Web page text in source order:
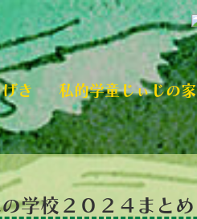
き 私的学童じぃじの家
学校２０２４まとめ